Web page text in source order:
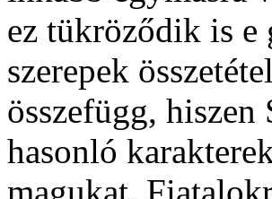
ez tükröződik is e
szerepek
összefügg,
hasonló
magukat.